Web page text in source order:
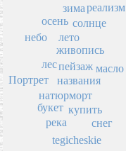
пейзаж
названия
живопись
лето
натюрморт
купить
солнце
лес
зима
осень
букет
масло
река
снег
tegicheskie
реализм
небо
Портрет